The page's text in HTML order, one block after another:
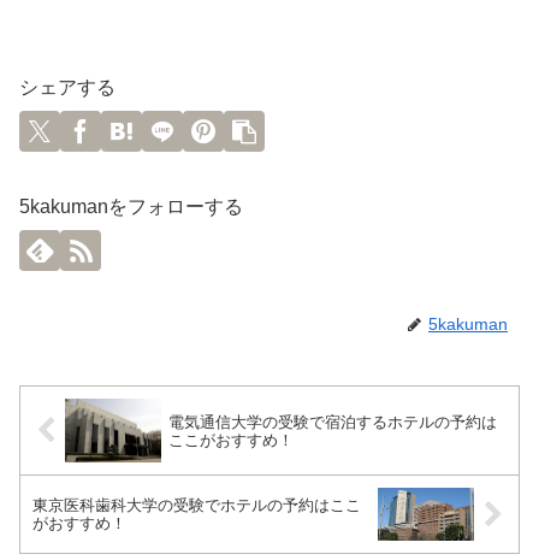
シェアする
5kakumanをフォローする
5kakuman
電気通信大学の受験で宿泊するホテルの予約は
ここがおすすめ！
東京医科歯科大学の受験でホテルの予約はここ
がおすすめ！